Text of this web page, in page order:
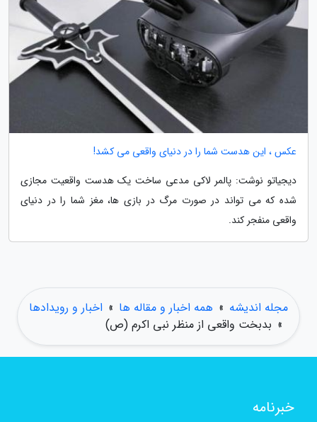
عکس ، این هدست شما را در دنیای واقعی می کشد!
دیجیاتو نوشت: پالمر لاکی مدعی ساخت یک هدست واقعیت مجازی
شده که می تواند در صورت مرگ در بازی ها، مغز شما را در دنیای
واقعی منفجر کند.
مجله اندیشه » همه اخبار و مقاله ها » اخبار و رویدادها
» بدبخت واقعی از منظر نبی اکرم (ص)
خبرنامه